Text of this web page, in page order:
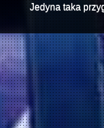
Jedyna taka